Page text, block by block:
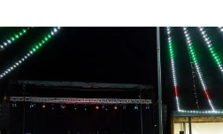
Combo Dominicano e Los Satélites.